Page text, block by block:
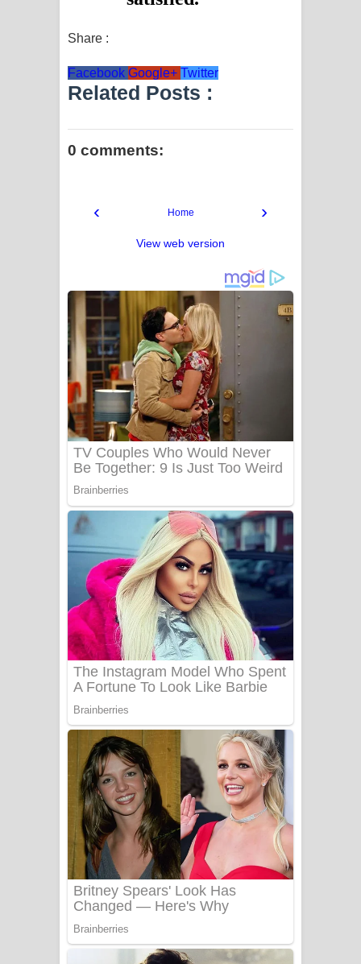
Share :
Facebook Google+ Twitter
Related Posts :
0 comments:
‹ ›
Home
View web version